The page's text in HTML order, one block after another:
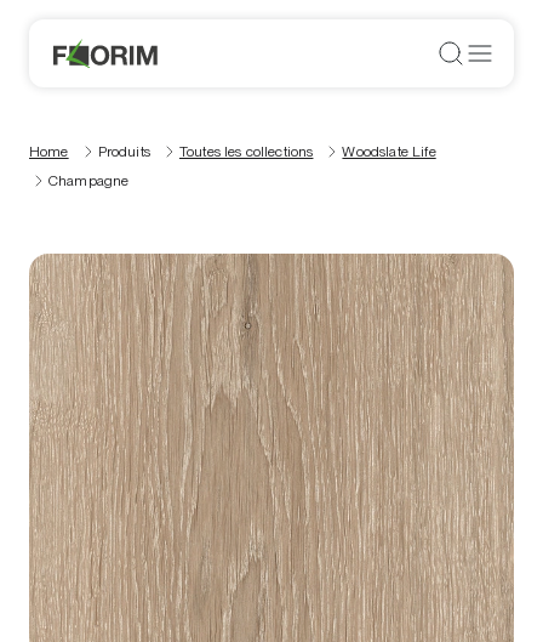
Home Produits Toutes les collections
Woodslate Life
Champagne